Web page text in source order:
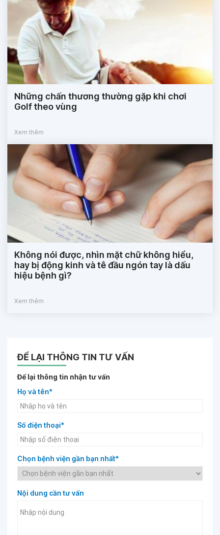
Những chấn thương thường gặp khi chơi
Golf theo vùng
Xem thêm
Không nói được, nhìn mặt chữ không hiểu,
hay bị động kinh và tê đầu ngón tay là dấu
hiệu bệnh gì?
Xem thêm
ĐỂ LẠI THÔNG TIN TƯ VẤN
Để lại thông tin nhận tư vấn
Họ và tên*
Số điện thoại*
Chọn bệnh viện gần bạn nhất*
Nội dung cần tư vấn